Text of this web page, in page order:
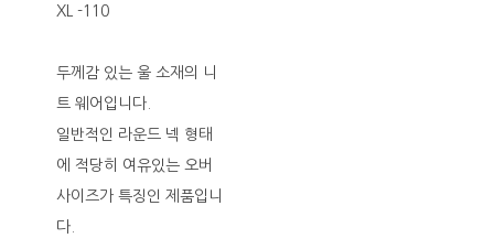
XL -110
두께감 있는 울 소재의 니
트 웨어입니다.
일반적인 라운드 넥 형태
에 적당히 여유있는 오버
사이즈가 특징인 제품입니
다.